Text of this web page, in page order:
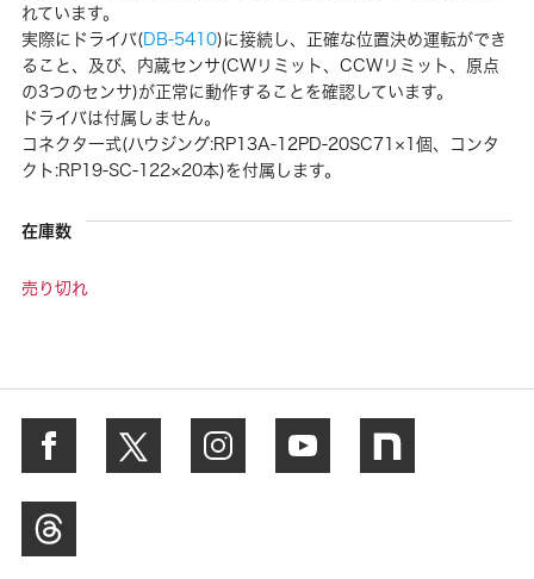
れています。
実際にドライバ(DB-5410)に接続し、正確な位置決め運転ができ
ること、及び、内蔵センサ(CWリミット、CCWリミット、原点
の3つのセンサ)が正常に動作することを確認しています。
ドライバは付属しません。
コネクタ一式(ハウジング:RP13A-12PD-20SC71×1個、コンタ
クト:RP19-SC-122×20本)を付属します。
在庫数
売り切れ